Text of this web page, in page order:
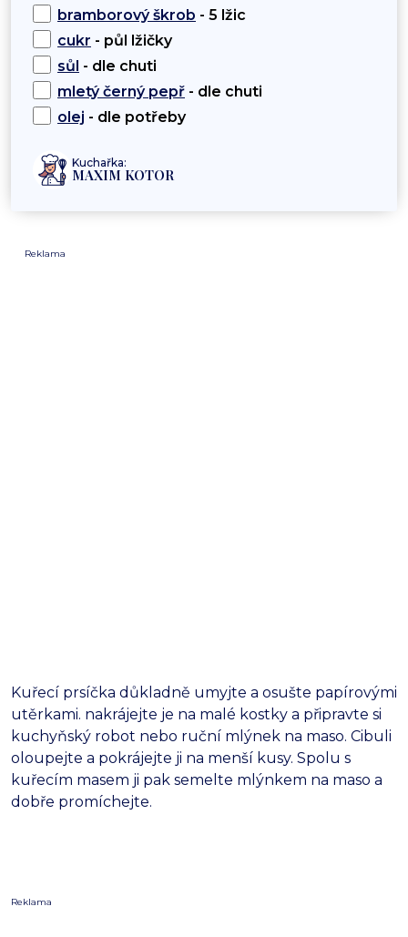
bramborový škrob - 5 lžic
cukr - půl lžičky
sůl - dle chuti
mletý černý pepř - dle chuti
olej - dle potřeby
Kuchařka:
MAXIM KOTOR
Reklama
Kuřecí prsíčka důkladně umyjte a osušte papírovými
utěrkami. nakrájejte je na malé kostky a připravte si
kuchyňský robot nebo ruční mlýnek na maso. Cibuli
oloupejte a pokrájejte ji na menší kusy. Spolu s
kuřecím masem ji pak semelte mlýnkem na maso a
dobře promíchejte.
Reklama